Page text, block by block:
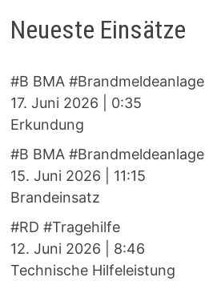
Neueste Einsätze
#B BMA #Brandmeldeanlage
17. Juni 2026
0:35
Erkundung
#B BMA #Brandmeldeanlage
15. Juni 2026
11:15
Brandeinsatz
#RD #Tragehilfe
12. Juni 2026
8:46
Technische Hilfeleistung